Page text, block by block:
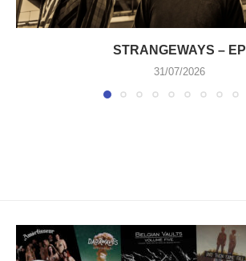
STRANGEWAYS – EP
31/07/2026